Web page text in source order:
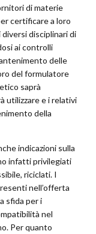
di materie
certificare a loro
disciplinari di
ai controlli
delle
del formulatore
saprà
utilizzare e i relativi
della
indicazioni sulla
infatti privilegiati
riciclati. I
nell’offerta
sfida per i
nel
Per quanto